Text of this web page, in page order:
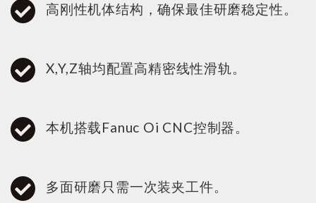
高刚性机体结构，确保最佳研磨稳定性。
X,Y,Z轴均配置高精密线性滑轨。
本机搭载Fanuc Oi CNC控制器。
多面研磨只需一次装夹工件。